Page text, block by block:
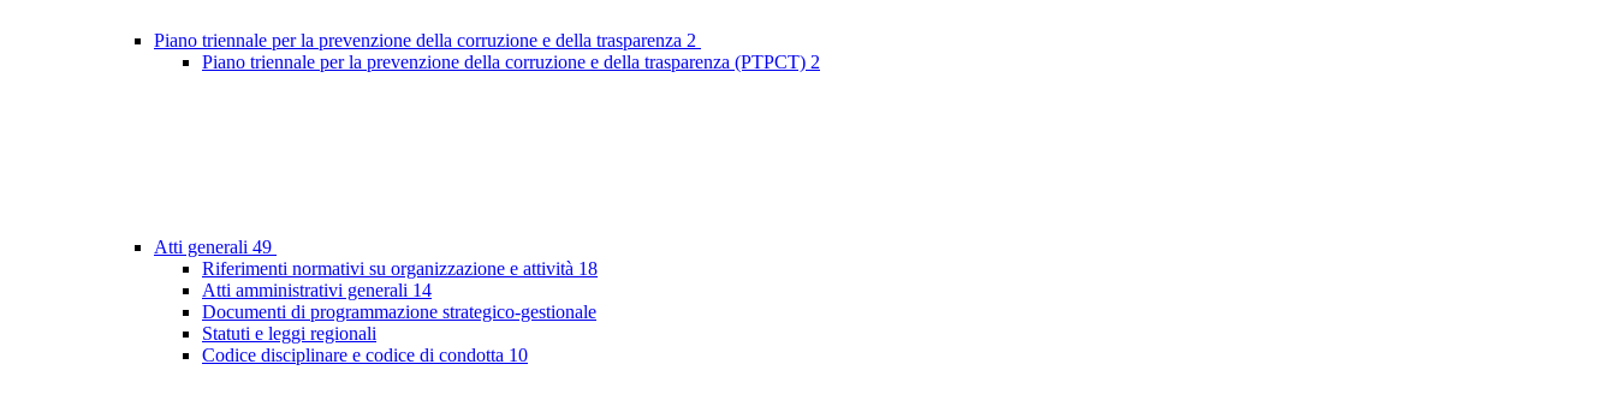
Piano triennale per la prevenzione della corruzione e della trasparenza 2
Piano triennale per la prevenzione della corruzione e della trasparenza (PTPCT) 2
Atti generali 49
Riferimenti normativi su organizzazione e attività 18
Atti amministrativi generali 14
Documenti di programmazione strategico-gestionale
Statuti e leggi regionali
Codice disciplinare e codice di condotta 10